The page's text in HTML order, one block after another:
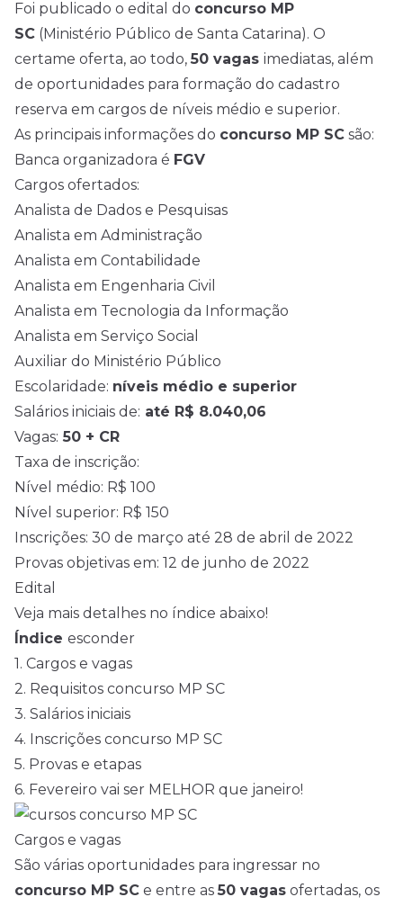
Foi publicado o edital do concurso MP
SC (Ministério Público de Santa Catarina). O
certame oferta, ao todo, 50 vagas imediatas, além
de oportunidades para formação do cadastro
reserva em cargos de níveis médio e superior.
As principais informações do concurso MP SC são:
Banca organizadora é FGV
Cargos ofertados:
Analista de Dados e Pesquisas
Analista em Administração
Analista em Contabilidade
Analista em Engenharia Civil
Analista em Tecnologia da Informação
Analista em Serviço Social
Auxiliar do Ministério Público
Escolaridade: níveis médio e superior
Salários iniciais de: até R$ 8.040,06
Vagas: 50 + CR
Taxa de inscrição:
Nível médio: R$ 100
Nível superior: R$ 150
Inscrições: 30 de março até 28 de abril de 2022
Provas objetivas em: 12 de junho de 2022
Edital
Veja mais detalhes no índice abaixo!
Índice esconder
1. Cargos e vagas
2. Requisitos concurso MP SC
3. Salários iniciais
4. Inscrições concurso MP SC
5. Provas e etapas
6. Fevereiro vai ser MELHOR que janeiro!
Cargos e vagas
São várias oportunidades para ingressar no
concurso MP SC e entre as 50 vagas ofertadas, os